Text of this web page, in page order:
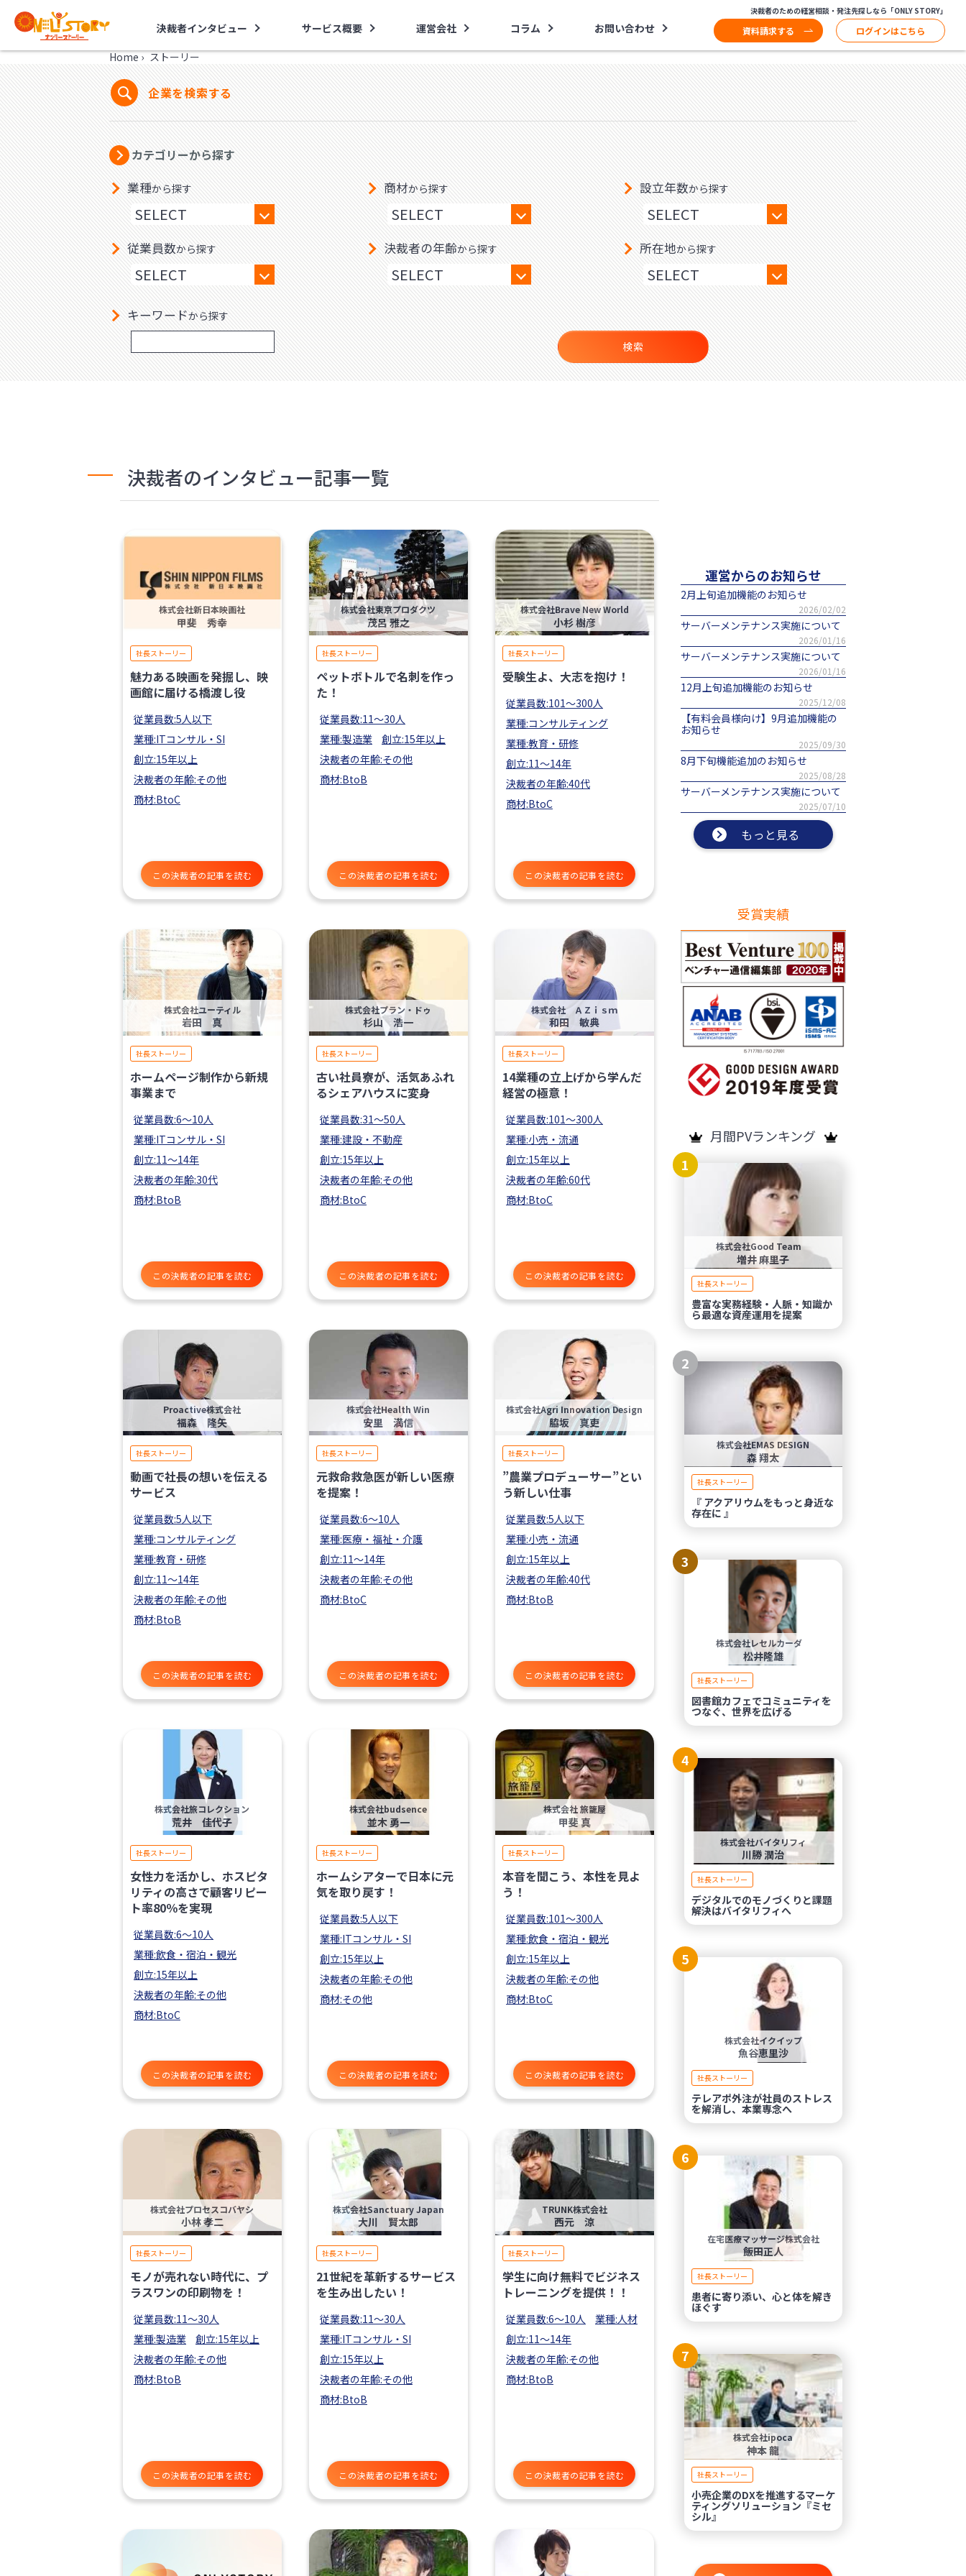
決裁者インタビュー サービス概要 運営会社 コラム お問い合わせ
決裁者のための経営相談・発注先探しなら「ONLY STORY」
資料請求する ログインはこちら
Home › ストーリー
企業を検索する
カテゴリーから探す
業種から探す 商材から探す 設立年数から探す
従業員数から探す 決裁者の年齢から探す 所在地から探す
キーワードから探す
検索
決裁者のインタビュー記事一覧
株式会社新日本映画社
甲斐 秀幸
社長ストーリー
魅力ある映画を発掘し、映
画館に届ける橋渡し役
従業員数:5人以下
業種:ITコンサル・SI
創立:15年以上
決裁者の年齢:その他
商材:BtoC
この決裁者の記事を読む
株式会社東京プロダクツ
茂呂 雅之
社長ストーリー
ペットボトルで名刺を作っ
た！
従業員数:11〜30人
業種:製造業
創立:15年以上
決裁者の年齢:その他
商材:BtoB
この決裁者の記事を読む
株式会社Brave New World
小杉 樹彦
社長ストーリー
受験生よ、大志を抱け！
従業員数:101〜300人
業種:コンサルティング
業種:教育・研修
創立:11〜14年
決裁者の年齢:40代
商材:BtoC
この決裁者の記事を読む
株式会社ユーティル
岩田 真
社長ストーリー
ホームページ制作から新規
事業まで
従業員数:6～10人
業種:ITコンサル・SI
創立:11〜14年
決裁者の年齢:30代
商材:BtoB
この決裁者の記事を読む
株式会社プラン・ドゥ
杉山 浩一
社長ストーリー
古い社員寮が、活気あふれ
るシェアハウスに変身
従業員数:31〜50人
業種:建設・不動産
創立:15年以上
決裁者の年齢:その他
商材:BtoC
この決裁者の記事を読む
株式会社 ＡＺｉｓｍ
和田 敏典
社長ストーリー
14業種の立上げから学んだ
経営の極意！
従業員数:101〜300人
業種:小売・流通
創立:15年以上
決裁者の年齢:60代
商材:BtoC
この決裁者の記事を読む
Proactive株式会社
福森 隆矢
社長ストーリー
動画で社長の想いを伝える
サービス
従業員数:5人以下
業種:コンサルティング
業種:教育・研修
創立:11〜14年
決裁者の年齢:その他
商材:BtoB
この決裁者の記事を読む
株式会社Health Win
安里 満信
社長ストーリー
元救命救急医が新しい医療
を提案！
従業員数:6～10人
業種:医療・福祉・介護
創立:11〜14年
決裁者の年齢:その他
商材:BtoC
この決裁者の記事を読む
株式会社Agri Innovation Design
脇坂 真吏
社長ストーリー
”農業プロデューサー”とい
う新しい仕事
従業員数:5人以下
業種:小売・流通
創立:15年以上
決裁者の年齢:40代
商材:BtoB
この決裁者の記事を読む
株式会社旅コレクション
荒井 佳代子
社長ストーリー
女性力を活かし、ホスピタ
リティの高さで顧客リピー
ト率80％を実現
従業員数:6～10人
業種:飲食・宿泊・観光
創立:15年以上
決裁者の年齢:その他
商材:BtoC
この決裁者の記事を読む
株式会社budsence
並木 勇一
社長ストーリー
ホームシアターで日本に元
気を取り戻す！
従業員数:5人以下
業種:ITコンサル・SI
創立:15年以上
決裁者の年齢:その他
商材:その他
この決裁者の記事を読む
株式会社 旅籠屋
甲斐 真
社長ストーリー
本音を聞こう、本性を見よ
う！
従業員数:101〜300人
業種:飲食・宿泊・観光
創立:15年以上
決裁者の年齢:その他
商材:BtoC
この決裁者の記事を読む
株式会社プロセスコバヤシ
小林 孝二
社長ストーリー
モノが売れない時代に、プ
ラスワンの印刷物を！
従業員数:11〜30人
業種:製造業
創立:15年以上
決裁者の年齢:その他
商材:BtoB
この決裁者の記事を読む
株式会社Sanctuary Japan
大川 賢太郎
社長ストーリー
21世紀を革新するサービス
を生み出したい！
従業員数:11〜30人
業種:ITコンサル・SI
創立:15年以上
決裁者の年齢:その他
商材:BtoB
この決裁者の記事を読む
TRUNK株式会社
西元 涼
社長ストーリー
学生に向け無料でビジネス
トレーニングを提供！！
従業員数:6～10人
業種:人材
創立:11〜14年
決裁者の年齢:その他
商材:BtoB
この決裁者の記事を読む
運営からのお知らせ
2月上旬追加機能のお知らせ
2026/02/02
サーバーメンテナンス実施について
2026/01/16
サーバーメンテナンス実施について
2026/01/16
12月上旬追加機能のお知らせ
2025/12/08
【有料会員様向け】9月追加機能の
お知らせ
2025/09/30
8月下旬機能追加のお知らせ
2025/08/28
サーバーメンテナンス実施について
2025/07/10
もっと見る
受賞実績
月間PVランキング
1
株式会社Good Team
増井 麻里子
社長ストーリー
豊富な実務経験・人脈・知識か
ら最適な資産運用を提案
2
株式会社EMAS DESIGN
森 翔太
社長ストーリー
『 アクアリウムをもっと身近な
存在に 』
3
株式会社レセルカーダ
松井隆雄
社長ストーリー
図書館カフェでコミュニティを
つなぐ、世界を広げる
4
株式会社バイタリフィ
川勝 潤治
社長ストーリー
デジタルでのモノづくりと課題
解決はバイタリフィへ
5
株式会社イクイップ
魚谷恵里沙
社長ストーリー
テレアポ外注が社員のストレス
を解消し、本業専念へ
6
在宅医療マッサージ株式会社
飯田正人
社長ストーリー
患者に寄り添い、心と体を解き
ほぐす
7
株式会社ipoca
神本 龍
社長ストーリー
小売企業のDXを推進するマーケ
ティングソリューション『ミセ
シル』